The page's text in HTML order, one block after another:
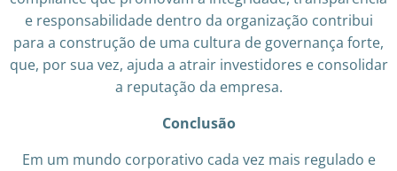
e responsabilidade dentro da organização contribui
para a construção de uma cultura de governança forte,
que, por sua vez, ajuda a atrair investidores e consolidar
a reputação da empresa.
Conclusão
Em um mundo corporativo cada vez mais regulado e